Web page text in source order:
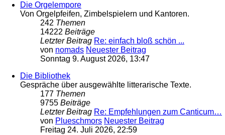
Die Orgelempore
Von Orgelpfeifen, Zimbelspielern und Kantoren.
242 Themen
14222 Beiträge
Letzter Beitrag Re: einfach bloß schön ...
von nomads Neuester Beitrag
Sonntag 9. August 2026, 13:47
Die Bibliothek
Gespräche über ausgewählte litterarische Texte.
177 Themen
9755 Beiträge
Letzter Beitrag Re: Empfehlungen zum Canticum…
von Plueschmors Neuester Beitrag
Freitag 24. Juli 2026, 22:59